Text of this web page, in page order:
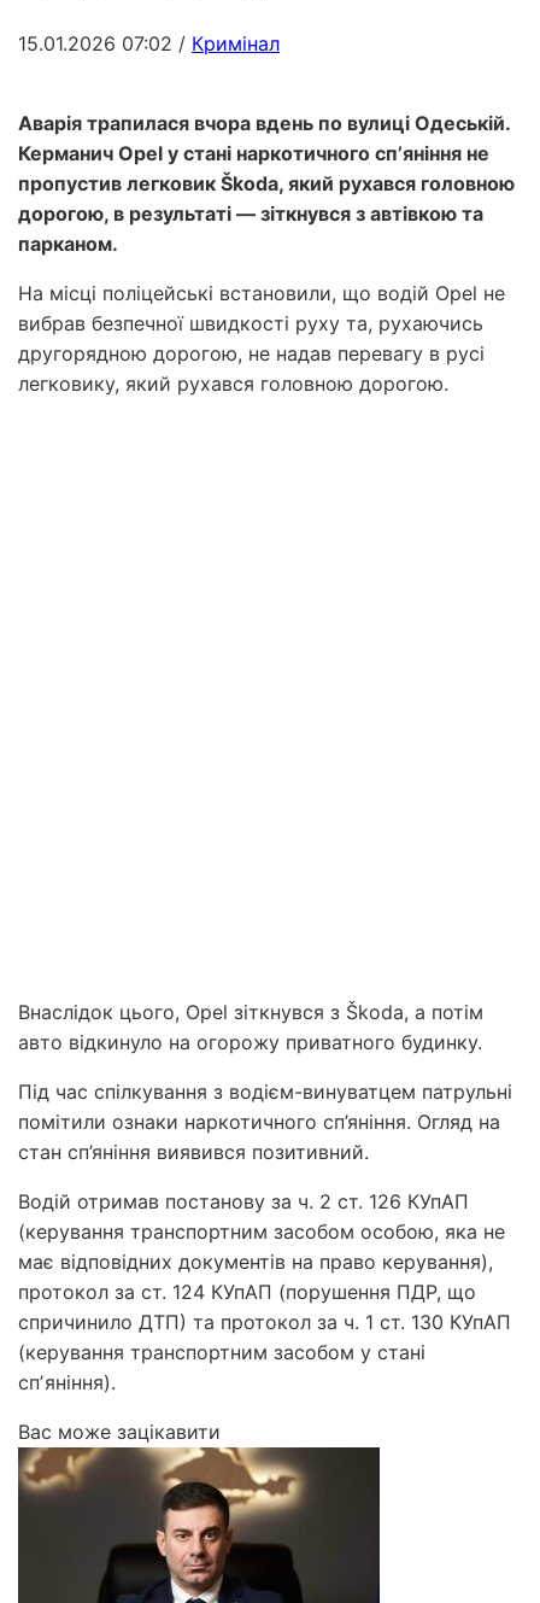
15.01.2026 07:02 / Кримінал
Аварія трапилася вчора вдень по вулиці Одеській.
Керманич Opel у стані наркотичного спʼяніння не
пропустив легковик Škoda, який рухався головною
дорогою, в результаті — зіткнувся з автівкою та
парканом.
На місці поліцейські встановили, що водій Opel не
вибрав безпечної швидкості руху та, рухаючись
другорядною дорогою, не надав перевагу в русі
легковику, який рухався головною дорогою.
Внаслідок цього, Opel зіткнувся з Škoda, а потім
авто відкинуло на огорожу приватного будинку.
Під час спілкування з водієм-винуватцем патрульні
помітили ознаки наркотичного сп’яніння. Огляд на
стан сп’яніння виявився позитивний.
Водій отримав постанову за ч. 2 ст. 126 КУпАП
(керування транспортним засобом особою, яка не
має відповідних документів на право керування),
протокол за ст. 124 КУпАП (порушення ПДР, що
спричинило ДТП) та протокол за ч. 1 ст. 130 КУпАП
(керування транспортним засобом у стані
спʼяніння).
Вас може зацікавити